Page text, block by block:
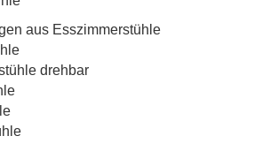
aus Esszimmerstühle
drehbar